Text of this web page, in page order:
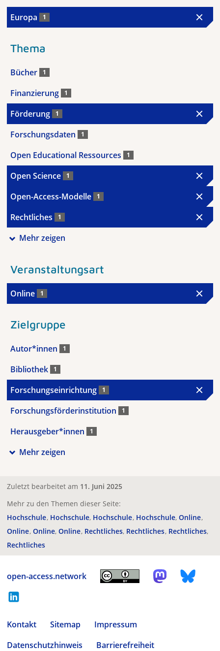
Europa 1
Thema
Bücher 1
Finanzierung 1
Förderung 1
Forschungsdaten 1
Open Educational Ressources 1
Open Science 1
Open-Access-Modelle 1
Rechtliches 1
Mehr zeigen
Veranstaltungsart
Online 1
Zielgruppe
Autor*innen 1
Bibliothek 1
Forschungseinrichtung 1
Forschungsförderinstitution 1
Herausgeber*innen 1
Mehr zeigen
Zuletzt bearbeitet am 11. Juni 2025
Mehr zu den Themen dieser Seite:
Hochschule Hochschule Hochschule Hochschule Online
Online Online Online Rechtliches Rechtliches Rechtliches
Rechtliches
open-access.network
Kontakt Sitemap
Impressum
Datenschutzhinweis
Barrierefreiheit